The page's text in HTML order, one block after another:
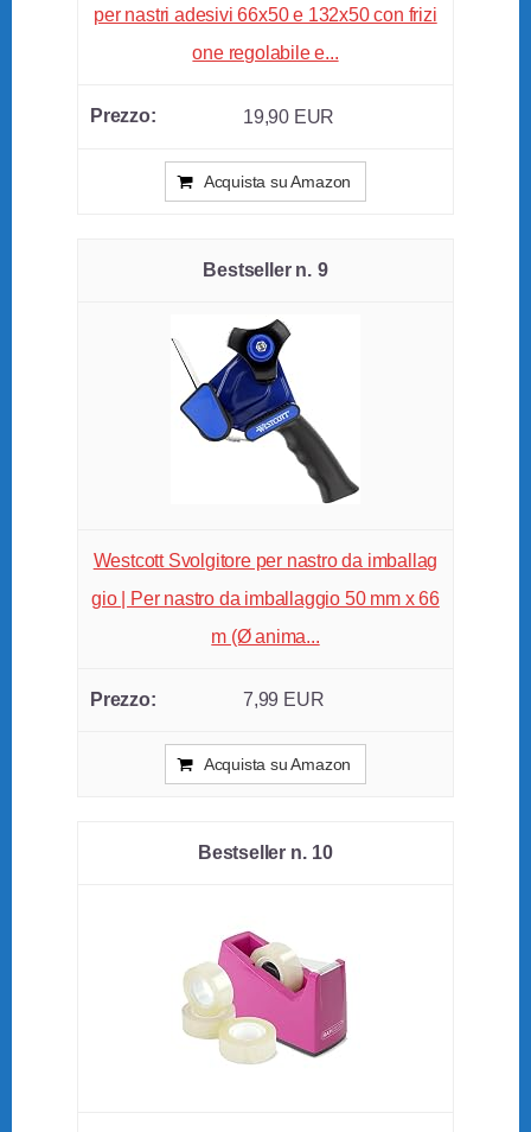
per nastri adesivi 66x50 e 132x50 con frizi
one regolabile e...
19,90 EUR
Acquista su Amazon
9
Westcott Svolgitore per nastro da imballag
gio | Per nastro da imballaggio 50 mm x 66
m (Ø anima...
7,99 EUR
Acquista su Amazon
10